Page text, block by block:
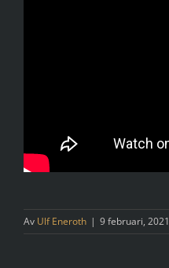
Av Ulf Eneroth | 9 februari, 2021